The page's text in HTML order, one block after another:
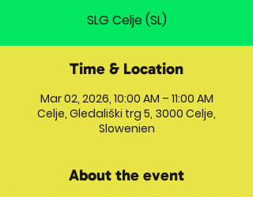
SLG Celje (SL)
Time & Location
Mar 02, 2026, 10:00 AM – 11:00 AM
Celje, Gledališki trg 5, 3000 Celje,
Slowenien
About the event